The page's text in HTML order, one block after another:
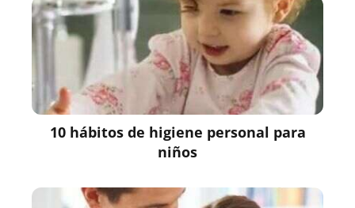
10 hábitos de higiene personal para
niños